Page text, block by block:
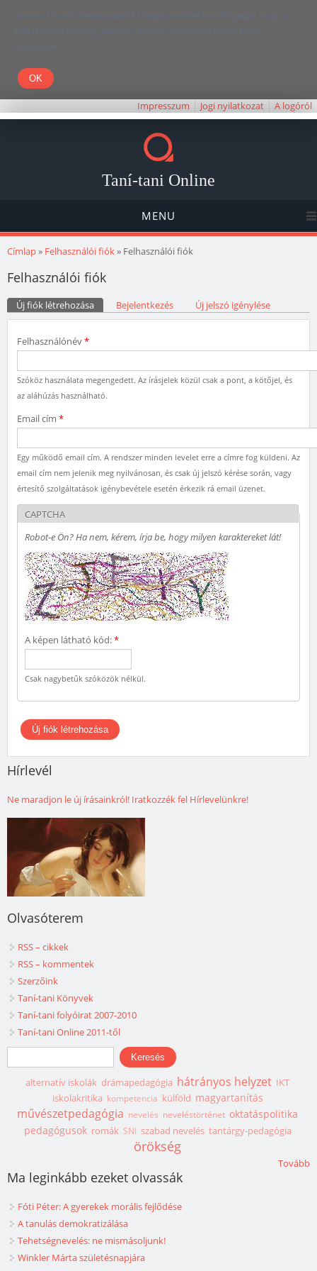
Kedves Olvasó! Weboldalunk böngészésével Ön elfogadja, hogy a
felhasználói élmény javítása céljából cookie-kat használunk.
Köszönjük!
Impresszum Jogi nyilatkozat A logóról
Taní-tani Online
MENU
Jelenlegi hely
Címlap» Felhasználói fiók» Felhasználói fiók
Felhasználói fiók
Elsődleges fülek
Új fiók létrehozása (aktív fül)Bejelentkezés Új jelszó igénylése
Felhasználónév*
Szóköz használata megengedett. Az írásjelek közül csak a pont, a kötőjel, és
az aláhúzás használható.
Email cím *
Egy működő email cím. A rendszer minden levelet erre a címre fog küldeni. Az
email cím nem jelenik meg nyilvánosan, és csak új jelszó kérése során, vagy
értesítő szolgáltatások igénybevétele esetén érkezik rá email üzenet.
CAPTCHA
Robot-e Ön? Ha nem, kérem, írja be, hogy milyen karaktereket lát!
A képen látható kód:*
Csak nagybetűk szóközök nélkül.
Hírlevél
Ne maradjon le új írásainkról! Iratkozzék fel Hírlevelünkre!
Olvasóterem
RSS – cikkek
RSS – kommentek
Szerzőink
Taní-tani Könyvek
Taní-tani folyóirat 2007-2010
Taní-tani Online 2011-től
Keresés űrlap
Keresés
alternatív iskolák drámapedagógia hátrányos helyzet IKT
iskolakritika kompetencia külföld magyartanítás
művészetpedagógia nevelés neveléstörténet oktatáspolitika
pedagógusok romák SNI szabad nevelés tantárgy-pedagógia
örökség
Tovább
Ma leginkább ezeket olvassák
Fóti Péter: A gyerekek morális fejlődése
A tanulás demokratizálása
Tehetségnevelés: ne mismásoljunk!
Winkler Márta születésnapjára